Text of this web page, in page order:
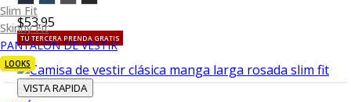
Slim Fit
Skinny Fit
PANTALÓN DE VESTIR
LOOKS
$53.95
TU TERCERA PRENDA GRATIS
VISTA RAPIDA